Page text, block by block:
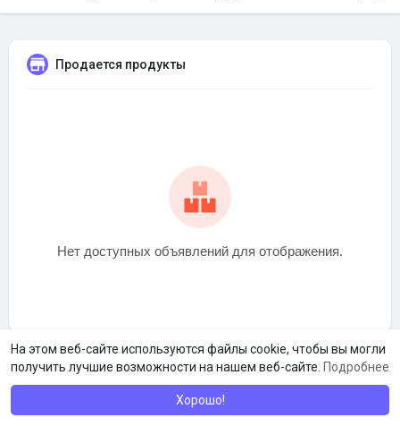
На этом веб-сайте используются файлы cookie, чтобы вы могли
получить лучшие возможности на нашем веб-сайте. Подробнее
Хорошо!
Продается продукты
Нет доступных объявлений для отображения.